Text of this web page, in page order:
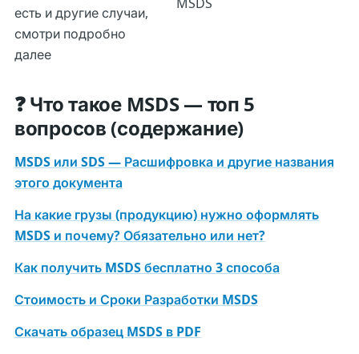
есть и другие случаи,
смотри подробно
далее
❓ Что такое MSDS — топ 5
вопросов (содержание)
MSDS или SDS — Расшифровка и другие названия
этого документа
На какие грузы (продукцию) нужно оформлять
MSDS и почему? Обязательно или нет?
Как получить MSDS бесплатно 3 способа
Стоимость и Сроки Разработки MSDS
Скачать образец MSDS в PDF